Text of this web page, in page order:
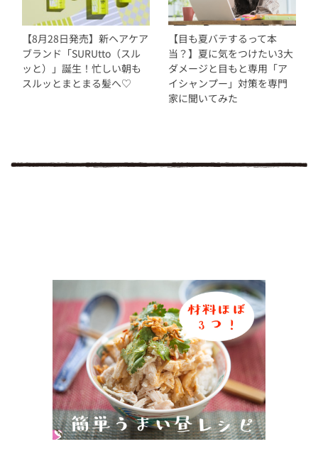
【8月28日発売】新ヘアケア
ブランド「SURUtto（スル
ッと）」誕生！忙しい朝も
スルッとまとまる髪へ♡
【目も夏バテするって本
当？】夏に気をつけたい3大
ダメージと目もと専用「ア
イシャンプー」対策を専門
家に聞いてみた